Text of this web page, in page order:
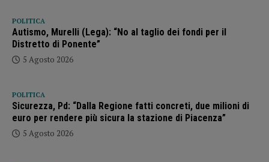
POLITICA
Autismo, Murelli (Lega): “No al taglio dei fondi per il
Distretto di Ponente”
5 Agosto 2026
POLITICA
Sicurezza, Pd: “Dalla Regione fatti concreti, due milioni di
euro per rendere più sicura la stazione di Piacenza”
5 Agosto 2026